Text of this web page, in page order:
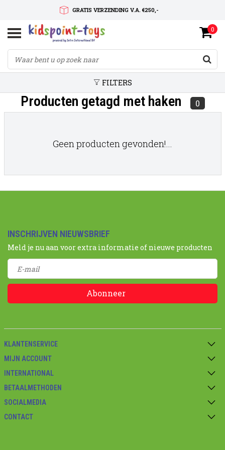
GRATIS VERZENDING V.A. €250,-
SNELLE LEVERTIJD
SERVICE OP MAAT
0
FILTERS
Producten getagd met haken 0
Geen producten gevonden!...
INSCHRIJVEN NIEUWSBRIEF
Meld je nu aan voor extra informatie of nieuwe producten
Abonneer
KLANTENSERVICE
MIJN ACCOUNT
INTERNATIONAL
BETAALMETHODEN
SOCIALMEDIA
CONTACT